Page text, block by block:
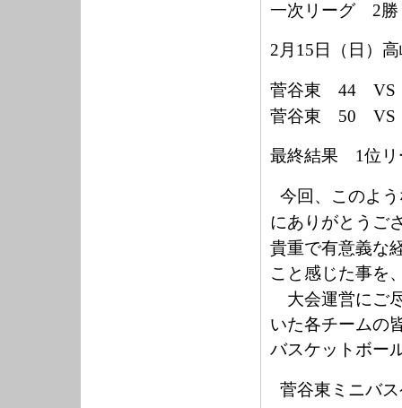
一次リーグ 2
2 月 15 日（日）
菅谷東 44
VS
菅谷東 50 VS
最終結果 1位
今回、このよ
にありがとうご
貴重で有意義な
こと感じた事を
大会運営にご
いた各チームの
バスケットボー
菅谷東ミニバ